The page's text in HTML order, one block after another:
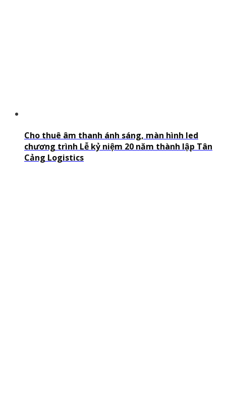
Cho thuê âm thanh ánh sáng, màn hình led
chương trình Lễ kỷ niệm 20 năm thành lập Tân
Cảng Logistics